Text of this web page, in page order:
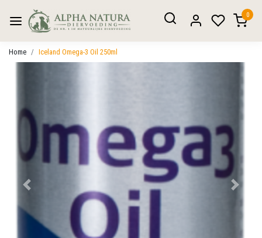
0
Home Iceland Omega-3 Oil 250ml
Vorige